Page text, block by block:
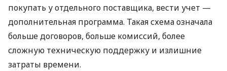
покупать у отдельного поставщика, вести учет —
дополнительная программа. Такая схема означала
больше договоров, больше комиссий, более
сложную техническую поддержку и излишние
затраты времени.